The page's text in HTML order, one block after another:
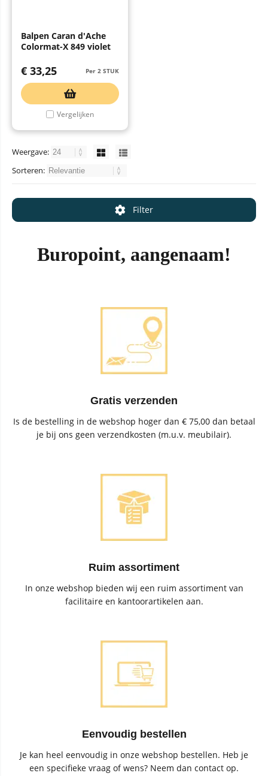
Balpen Caran d'Ache
Colormat-X 849 violet
Per 2 STUK
€ 33,25
Vergelijken
Weergave:
Sorteren:
Filter
Buropoint, aangenaam!
Gratis verzenden
Is de bestelling in de webshop hoger dan € 75,00 dan betaal
je bij ons geen verzendkosten (m.u.v. meubilair).
Ruim assortiment
In onze webshop bieden wij een ruim assortiment van
facilitaire en kantoorartikelen aan.
Eenvoudig bestellen
Je kan heel eenvoudig in onze webshop bestellen. Heb je
een specifieke vraag of wens? Neem dan contact op.